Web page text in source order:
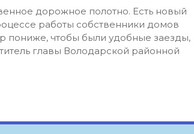
дорожное полотно. Есть новый
работы собственники домов
пониже, чтобы были удобные заезды,
главы Володарской районной